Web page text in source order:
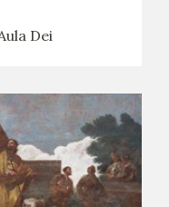
Dei